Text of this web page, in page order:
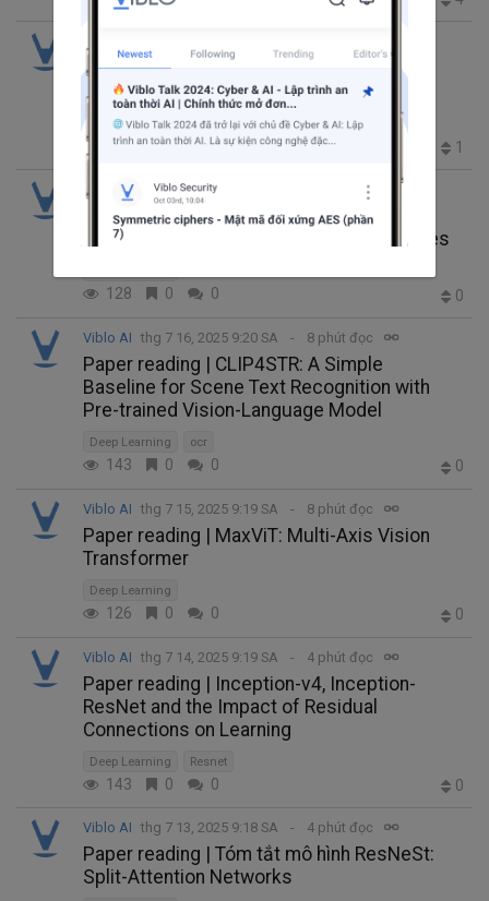
Paper reading | EfficientNetV2: Smaller
Models and Faster Training
Deep Learning
271 0 0 1
Viblo AI thg 7 17, 2025 9:20 SA 16 phút đọc
Paper reading | CoAtNet: Marrying
Convolution and Attention for All Data Sizes
128 0 0 0
Viblo AI thg 7 16, 2025 9:20 SA 8 phút đọc
Paper reading | CLIP4STR: A Simple
Baseline for Scene Text Recognition with
Pre-trained Vision-Language Model
Deep Learning ocr
143 0 0 0
Viblo AI thg 7 15, 2025 9:19 SA 8 phút đọc
Paper reading | MaxViT: Multi-Axis Vision
Transformer
Deep Learning
126 0 0 0
Viblo AI thg 7 14, 2025 9:19 SA 4 phút đọc
Paper reading | Inception-v4, Inception-
ResNet and the Impact of Residual
Connections on Learning
Deep Learning Resnet
143 0 0 0
Viblo AI thg 7 13, 2025 9:18 SA 4 phút đọc
Paper reading | Tóm tắt mô hình ResNeSt:
Split-Attention Networks